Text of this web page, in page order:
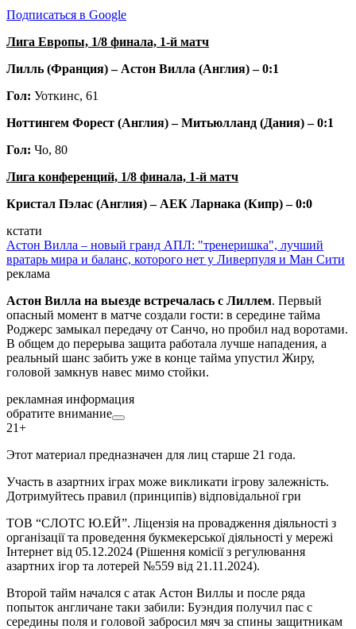
Подписаться в Google
Лига Европы, 1/8 финала, 1-й матч
Лилль (Франция) – Астон Вилла (Англия) – 0:1
Гол: Уоткинс, 61
Ноттингем Форест (Англия) – Митьюлланд (Дания) – 0:1
Гол: Чо, 80
Лига конференций, 1/8 финала, 1-й матч
Кристал Пэлас (Англия) – АЕК Ларнака (Кипр) – 0:0
кстати
Астон Вилла – новый гранд АПЛ: "тренеришка", лучший
вратарь мира и баланс, которого нет у Ливерпуля и Ман Сити
реклама
Астон Вилла на выезде встречалась с Лиллем. Первый
опасный момент в матче создали гости: в середине тайма
Роджерс замыкал передачу от Санчо, но пробил над воротами.
В общем до перерыва защита работала лучше нападения, а
реальный шанс забить уже в конце тайма упустил Жиру,
головой замкнув навес мимо стойки.
рекламная информация
обратите внимание
21+
Этот материал предназначен для лиц старше 21 года.
Участь в азартних іграх може викликати ігрову залежність.
Дотримуйтесь правил (принципів) відповідальної гри
ТОВ “СЛОТС Ю.ЕЙ”. Ліцензія на провадження діяльності з
організації та проведення букмекерської діяльності у мережі
Інтернет від 05.12.2024 (Рішення комісії з регулювання
азартних ігор та лотерей №559 від 21.11.2024).
Второй тайм начался с атак Астон Виллы и после ряда
попыток англичане таки забили: Буэндия получил пас с
середины поля и головой забросил мяч за спины защитникам